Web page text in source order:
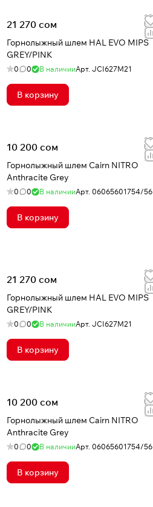
21 270 сом
Горнолыжный шлем HAL EVO MIPS
GREY/PINK
0 0 В наличииАрт.JCI627M21
В корзину
10 200 сом
Горнолыжный шлем Cairn NITRO
Anthracite Grey
0 0 В наличииАрт.06065601754/56
В корзину
21 270 сом
Горнолыжный шлем HAL EVO MIPS
GREY/PINK
0 0 В наличииАрт.JCI627M21
В корзину
10 200 сом
Горнолыжный шлем Cairn NITRO
Anthracite Grey
0 0 В наличииАрт.06065601754/56
В корзину